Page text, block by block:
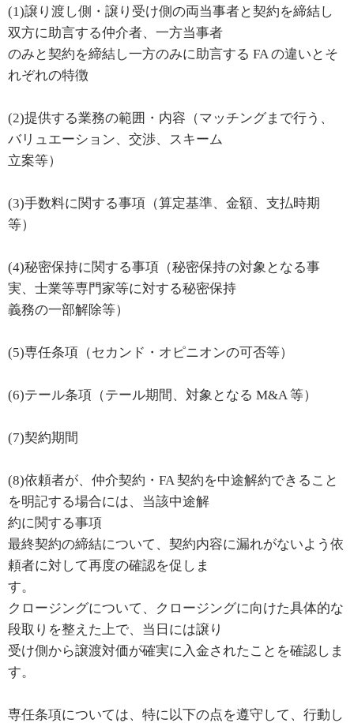
(1)譲り渡し側・譲り受け側の両当事者と契約を締結し
双方に助言する仲介者、一方当事者
のみと契約を締結し一方のみに助言する FA の違いとそ
れぞれの特徴
(2)提供する業務の範囲・内容（マッチングまで行う、
バリュエーション、交渉、スキーム
立案等）
(3)手数料に関する事項（算定基準、金額、支払時期
等）
(4)秘密保持に関する事項（秘密保持の対象となる事
実、士業等専門家等に対する秘密保持
義務の一部解除等）
(5)専任条項（セカンド・オピニオンの可否等）
(6)テール条項（テール期間、対象となる M&A 等）
(7)契約期間
(8)依頼者が、仲介契約・FA 契約を中途解約できること
を明記する場合には、当該中途解
約に関する事項
最終契約の締結について、契約内容に漏れがないよう依
頼者に対して再度の確認を促しま
す。
クロージングについて、クロージングに向けた具体的な
段取りを整えた上で、当日には譲り
受け側から譲渡対価が確実に入金されたことを確認しま
す。
専任条項については、特に以下の点を遵守して、行動し